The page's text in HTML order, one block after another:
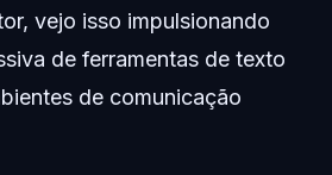
vejo isso impulsionando
de ferramentas de texto
de comunicação